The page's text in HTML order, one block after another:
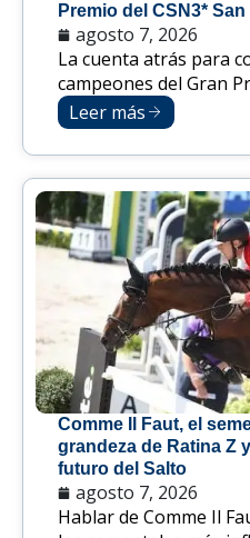
Premio del CSN3*
agosto 7, 2026
La cuenta atrás para
campeones del Gran
Leer más
Comme Il Faut, el
grandeza de Ratina Z
futuro del Salto
agosto 7, 2026
Hablar de Comme Il